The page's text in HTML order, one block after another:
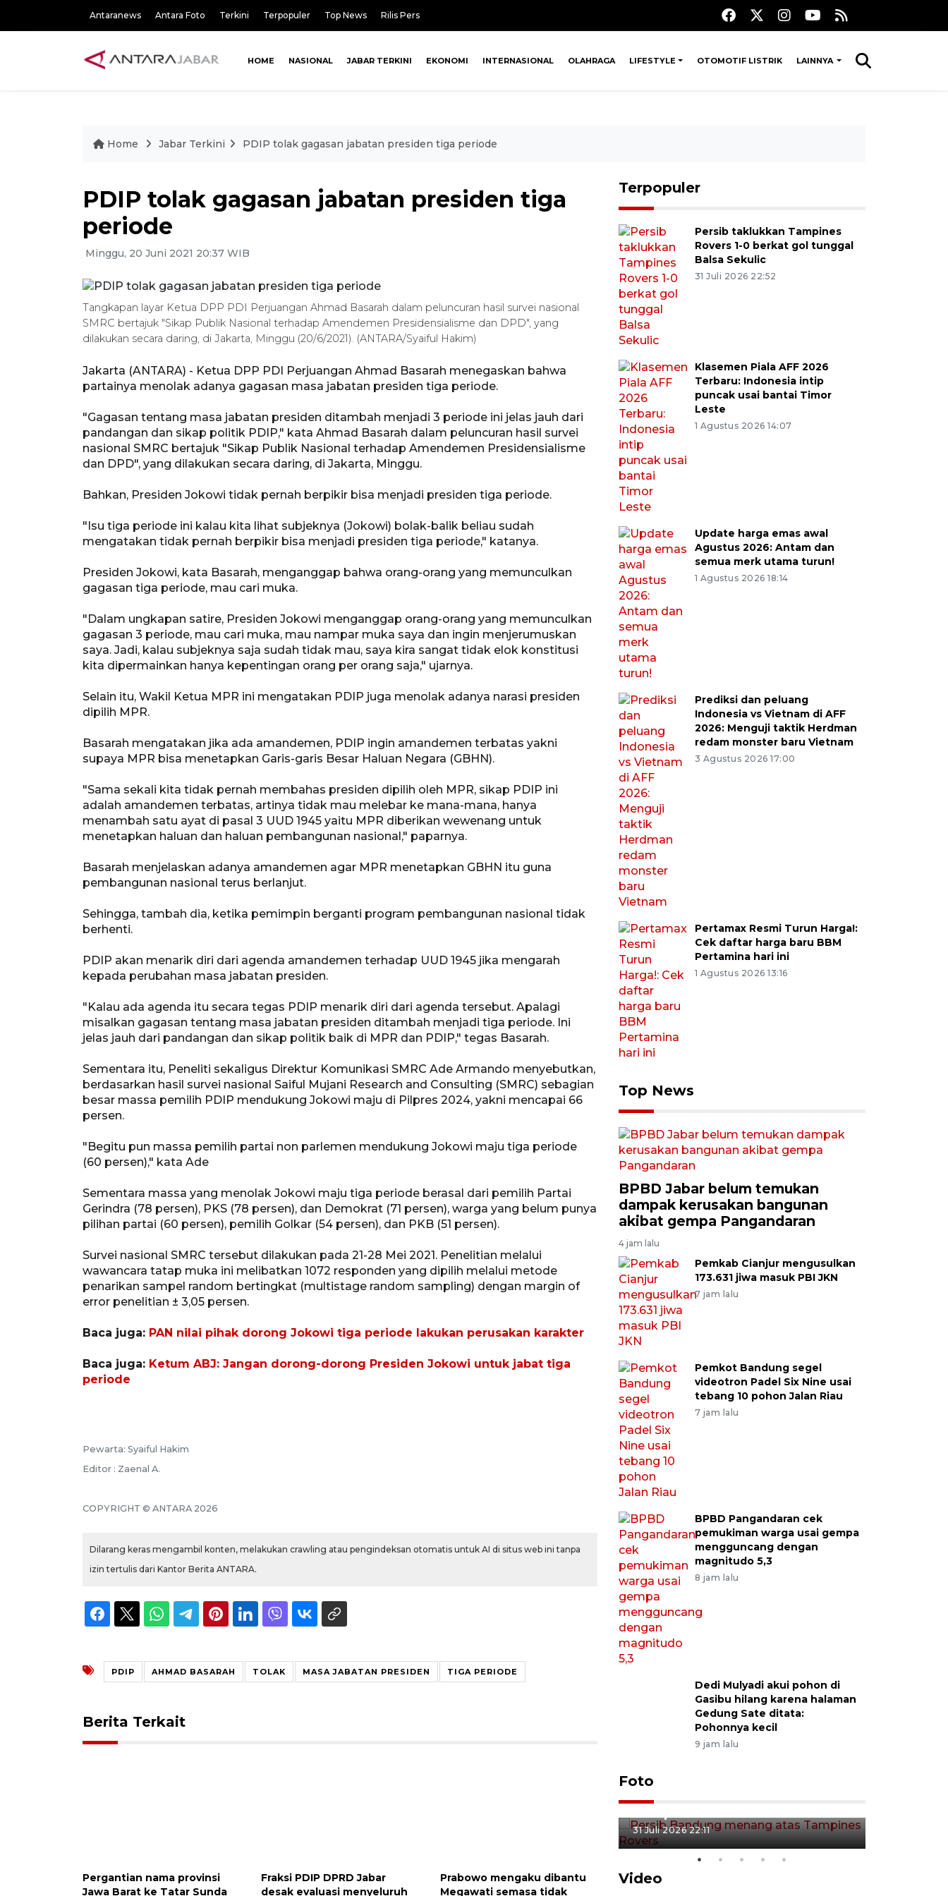
Antaranews Antara Foto Terkini Terpopuler Top News Rilis Pers
HOME NASIONAL JABAR TERKINI EKONOMI INTERNASIONAL OLAHRAGA LIFESTYLE OTOMOTIF LISTRIK LAINNYA
Home Jabar Terkini PDIP tolak gagasan jabatan presiden tiga periode
PDIP tolak gagasan jabatan presiden tiga
periode
Minggu, 20 Juni 2021 20:37 WIB
Tangkapan layar Ketua DPP PDI Perjuangan Ahmad Basarah dalam peluncuran hasil survei nasional
SMRC bertajuk "Sikap Publik Nasional terhadap Amendemen Presidensialisme dan DPD", yang
dilakukan secara daring, di Jakarta, Minggu (20/6/2021). (ANTARA/Syaiful Hakim)
Jakarta (ANTARA) - Ketua DPP PDI Perjuangan Ahmad Basarah menegaskan bahwa
partainya menolak adanya gagasan masa jabatan presiden tiga periode.
"Gagasan tentang masa jabatan presiden ditambah menjadi 3 periode ini jelas jauh dari
pandangan dan sikap politik PDIP," kata Ahmad Basarah dalam peluncuran hasil survei
nasional SMRC bertajuk "Sikap Publik Nasional terhadap Amendemen Presidensialisme
dan DPD", yang dilakukan secara daring, di Jakarta, Minggu.
Bahkan, Presiden Jokowi tidak pernah berpikir bisa menjadi presiden tiga periode.
"Isu tiga periode ini kalau kita lihat subjeknya (Jokowi) bolak-balik beliau sudah
mengatakan tidak pernah berpikir bisa menjadi presiden tiga periode," katanya.
Presiden Jokowi, kata Basarah, menganggap bahwa orang-orang yang memunculkan
gagasan tiga periode, mau cari muka.
"Dalam ungkapan satire, Presiden Jokowi menganggap orang-orang yang memunculkan
gagasan 3 periode, mau cari muka, mau nampar muka saya dan ingin menjerumuskan
saya. Jadi, kalau subjeknya saja sudah tidak mau, saya kira sangat tidak elok konstitusi
kita dipermainkan hanya kepentingan orang per orang saja," ujarnya.
Selain itu, Wakil Ketua MPR ini mengatakan PDIP juga menolak adanya narasi presiden
dipilih MPR.
Basarah mengatakan jika ada amandemen, PDIP ingin amandemen terbatas yakni
supaya MPR bisa menetapkan Garis-garis Besar Haluan Negara (GBHN).
"Sama sekali kita tidak pernah membahas presiden dipilih oleh MPR, sikap PDIP ini
adalah amandemen terbatas, artinya tidak mau melebar ke mana-mana, hanya
menambah satu ayat di pasal 3 UUD 1945 yaitu MPR diberikan wewenang untuk
menetapkan haluan dan haluan pembangunan nasional," paparnya.
Basarah menjelaskan adanya amandemen agar MPR menetapkan GBHN itu guna
pembangunan nasional terus berlanjut.
Sehingga, tambah dia, ketika pemimpin berganti program pembangunan nasional tidak
berhenti.
PDIP akan menarik diri dari agenda amandemen terhadap UUD 1945 jika mengarah
kepada perubahan masa jabatan presiden.
"Kalau ada agenda itu secara tegas PDIP menarik diri dari agenda tersebut. Apalagi
misalkan gagasan tentang masa jabatan presiden ditambah menjadi tiga periode. Ini
jelas jauh dari pandangan dan sikap politik baik di MPR dan PDIP," tegas Basarah.
Sementara itu, Peneliti sekaligus Direktur Komunikasi SMRC Ade Armando menyebutkan,
berdasarkan hasil survei nasional Saiful Mujani Research and Consulting (SMRC) sebagian
besar massa pemilih PDIP mendukung Jokowi maju di Pilpres 2024, yakni mencapai 66
persen.
"Begitu pun massa pemilih partai non parlemen mendukung Jokowi maju tiga periode
(60 persen)," kata Ade
Sementara massa yang menolak Jokowi maju tiga periode berasal dari pemilih Partai
Gerindra (78 persen), PKS (78 persen), dan Demokrat (71 persen), warga yang belum punya
pilihan partai (60 persen), pemilih Golkar (54 persen), dan PKB (51 persen).
Survei nasional SMRC tersebut dilakukan pada 21-28 Mei 2021. Penelitian melalui
wawancara tatap muka ini melibatkan 1072 responden yang dipilih melalui metode
penarikan sampel random bertingkat (multistage random sampling) dengan margin of
error penelitian ± 3,05 persen.
Baca juga: PAN nilai pihak dorong Jokowi tiga periode lakukan perusakan karakter
Baca juga: Ketum ABJ: Jangan dorong-dorong Presiden Jokowi untuk jabat tiga
periode
Pewarta: Syaiful Hakim
Editor : Zaenal A.
COPYRIGHT © ANTARA 2026
Dilarang keras mengambil konten, melakukan crawling atau pengindeksan otomatis untuk AI di situs web ini tanpa
izin tertulis dari Kantor Berita ANTARA.
PDIP AHMAD BASARAH TOLAK MASA JABATAN PRESIDEN TIGA PERIODE
Berita Terkait
Pergantian nama provinsi
Jawa Barat ke Tatar Sunda
Fraksi PDIP DPRD Jabar
desak evaluasi menyeluruh
Prabowo mengaku dibantu
Megawati semasa tidak
Terpopuler
Persib taklukkan Tampines
Rovers 1-0 berkat gol tunggal
Balsa Sekulic
31 Juli 2026 22:52
Klasemen Piala AFF 2026
Terbaru: Indonesia intip
puncak usai bantai Timor
Leste
1 Agustus 2026 14:07
Update harga emas awal
Agustus 2026: Antam dan
semua merk utama turun!
1 Agustus 2026 18:14
Prediksi dan peluang
Indonesia vs Vietnam di AFF
2026: Menguji taktik Herdman
redam monster baru Vietnam
3 Agustus 2026 17:00
Pertamax Resmi Turun Harga!:
Cek daftar harga baru BBM
Pertamina hari ini
1 Agustus 2026 13:16
Top News
BPBD Jabar belum temukan
dampak kerusakan bangunan
akibat gempa Pangandaran
4 jam lalu
Pemkab Cianjur mengusulkan
173.631 jiwa masuk PBI JKN
7 jam lalu
Pemkot Bandung segel
videotron Padel Six Nine usai
tebang 10 pohon Jalan Riau
7 jam lalu
BPBD Pangandaran cek
pemukiman warga usai gempa
mengguncang dengan
magnitudo 5,3
8 jam lalu
Dedi Mulyadi akui pohon di
Gasibu hilang karena halaman
Gedung Sate ditata:
Pohonnya kecil
9 jam lalu
Foto
Persib Bandung menang atas
31 Juli 2026 22:11
Video
Pigai: Penangkapan begal